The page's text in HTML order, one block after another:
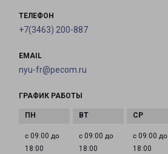
ТЕЛЕФОН
+7(3463) 200-887
EMAIL
nyu-fr@pecom.ru
ГРАФИК РАБОТЫ
с 09:00 до
18:00
с 09:00 до
18:00
с 09:00 до
18:00